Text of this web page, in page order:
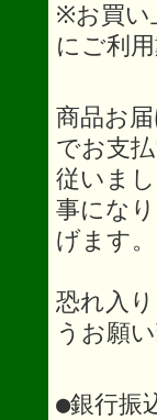
※お買い
にご利
商品お
でお支
従いま
事にな
げます。
恐れ入
うお願
●銀行振